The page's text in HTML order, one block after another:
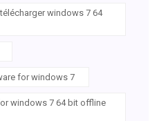
windows 7 64
for windows 7
windows 7 64 bit offline